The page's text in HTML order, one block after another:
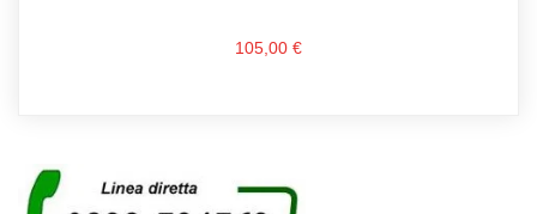
105,00 €